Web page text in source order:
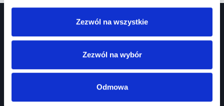
Zezwól na wszystkie
Zezwól na wybór
Odmowa